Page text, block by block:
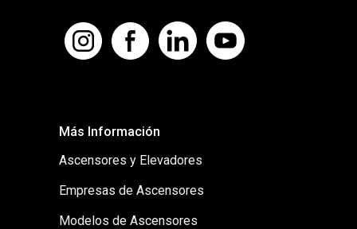
Más Información
Ascensores y Elevadores
Empresas de Ascensores
Modelos de Ascensores